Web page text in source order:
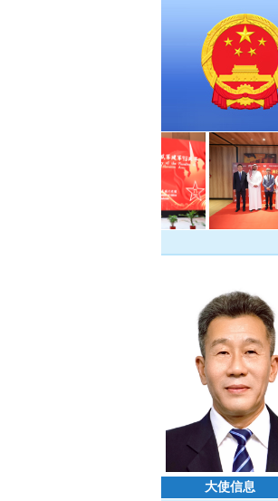
大使信息